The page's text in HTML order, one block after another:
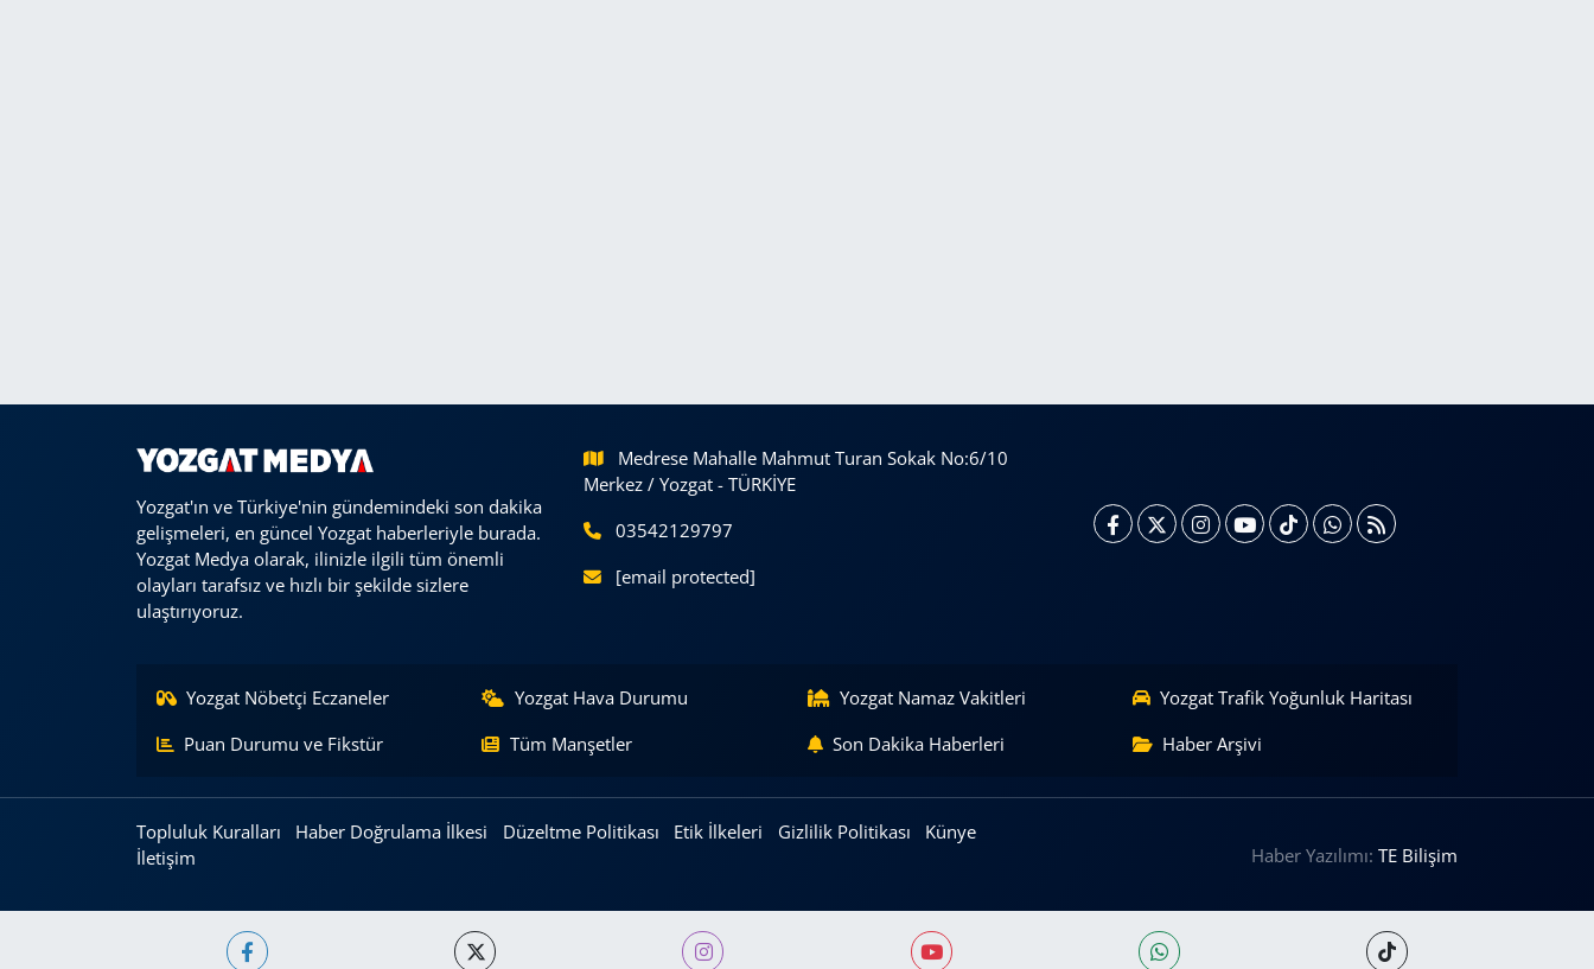
Yozgat'ın ve Türkiye'nin gündemindeki son dakika
gelişmeleri, en güncel Yozgat haberleriyle burada.
Yozgat Medya olarak, ilinizle ilgili tüm önemli
olayları tarafsız ve hızlı bir şekilde sizlere
ulaştırıyoruz.
Medrese Mahalle Mahmut Turan Sokak No:6/10
Merkez / Yozgat - TÜRKİYE
03542129797
[email protected]
Yozgat Nöbetçi Eczaneler Yozgat Hava Durumu Yozgat Namaz Vakitleri
Yozgat Trafik Yoğunluk Haritası
Puan Durumu ve Fikstür
Tüm Manşetler Son Dakika Haberleri Haber Arşivi
Topluluk Kuralları Haber Doğrulama İlkesi Düzeltme Politikası Etik İlkeleri Gizlilik Politikası
Künye
İletişim
Haber Yazılımı:TE Bilişim